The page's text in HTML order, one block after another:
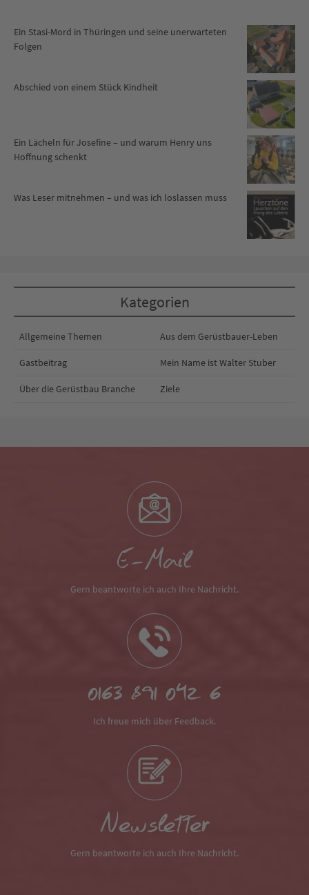
Ein Stasi-Mord in Thüringen und seine unerwarteten
Folgen
Abschied von einem Stück Kindheit
Ein Lächeln für Josefine – und warum Henry uns
Hoffnung schenkt
Was Leser mitnehmen – und was ich loslassen muss
Kategorien
Allgemeine Themen Aus dem Gerüstbauer-Leben
Gastbeitrag Mein Name ist Walter Stuber
Über die Gerüstbau Branche Ziele
E-Mail
Gern beantworte ich auch Ihre Nachricht.
0163 891 042 6
Ich freue mich über Feedback.
Newsletter
Gern beantworte ich auch Ihre Nachricht.